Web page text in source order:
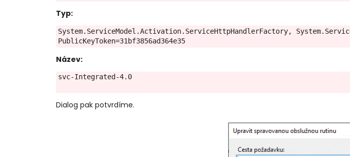
Typ:
System.ServiceModel.Activation.ServiceHttpHandlerFactory,
PublicKeyToken=31bf3856ad364e35
Název:
svc-Integrated-4.0
Dialog pak potvrdíme.